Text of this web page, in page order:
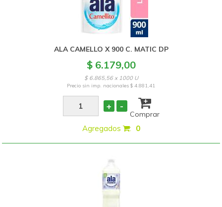
ALA CAMELLO X 900 C. MATIC DP
$ 6.179,00
$ 6.865,56 x 1000 U
Precio sin imp. nacionales$ 4.881,41
+ -
Comprar
Agregados : 0